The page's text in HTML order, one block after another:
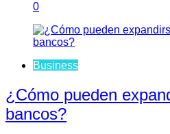
0
Business
¿Cómo pueden
bancos?